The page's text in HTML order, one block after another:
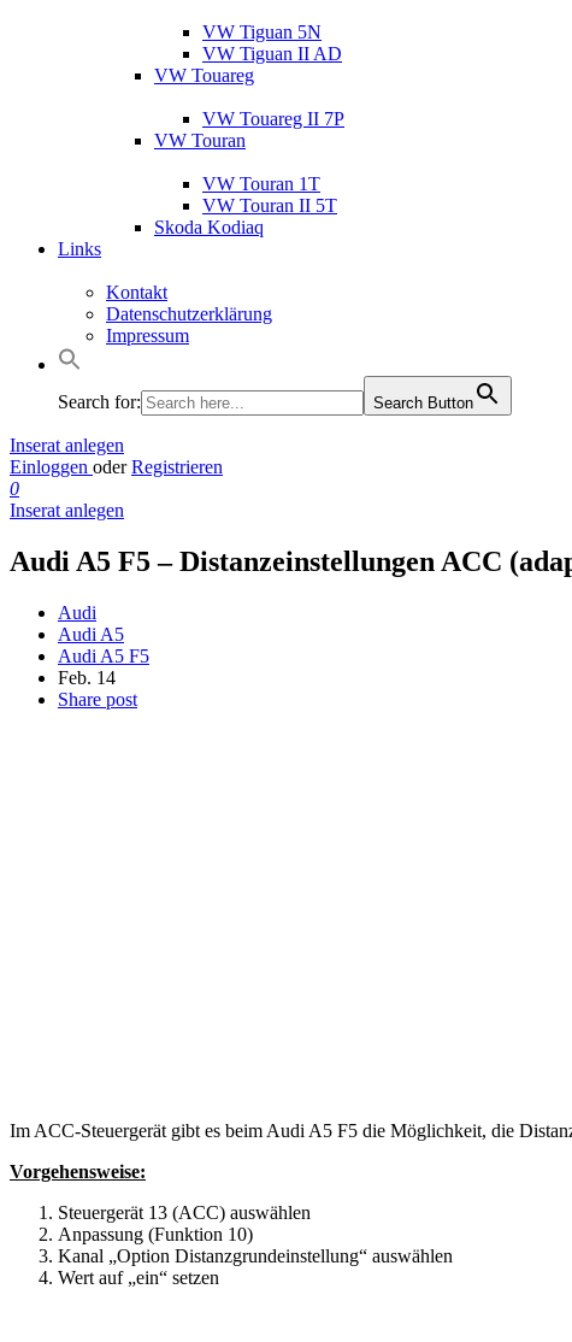
VW Tiguan 5N
VW Tiguan II AD
VW Touareg
VW Touareg II 7P
VW Touran
VW Touran 1T
VW Touran II 5T
Skoda Kodiaq
Links
Kontakt
Datenschutzerklärung
Impressum
Search for: Search Button
Inserat anlegen
Einloggen oder Registrieren
0
Inserat anlegen
Audi A5 F5 – Distanzeinstellungen ACC
Audi
Audi A5
Audi A5 F5
Feb. 14
Share post
Im ACC-Steuergerät gibt es beim Audi A5 F5 die Möglichkeit, die
Vorgehensweise:
Steuergerät 13 (ACC) auswählen
Anpassung (Funktion 10)
Kanal „Option Distanzgrundeinstellung“ auswählen
Wert auf „ein“ setzen